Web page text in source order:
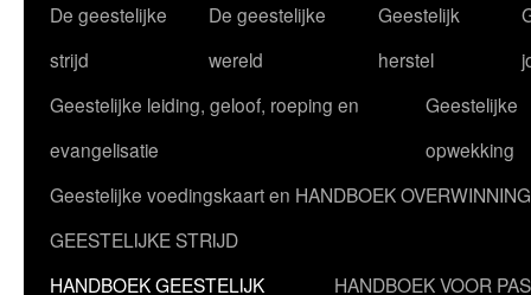
De geestelijke
strijd
De geestelijke
wereld
Geestelijk
herstel
Geestelijke leiding, geloof, roeping en
evangelisatie
Geestelijke
opwekking
Geestelijke voedingskaart en HANDBOEK
GEESTELIJKE STRIJD
HANDBOEK GEESTELIJK
HANDBOEK VOOR